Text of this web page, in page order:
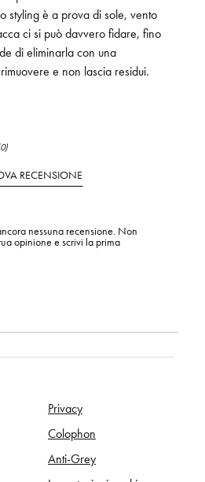
RECENSIONE
nessuna recensione. Non
opinione e scrivi la prima
styling è a prova di sole, vento
ci si può davvero fidare, fino
di eliminarla con una
e non lascia residui.
Privacy
Colophon
Anti-Grey